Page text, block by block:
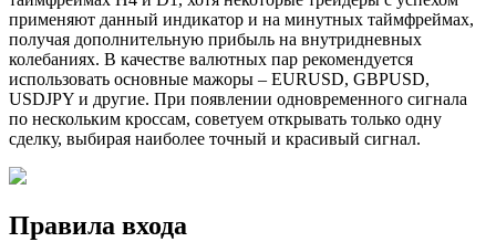
применяют данный индикатор и на минутных таймфреймах,
получая дополнительную прибыль на внутридневных
колебаниях. В качестве валютных пар рекомендуется
использовать основные мажоры – EURUSD, GBPUSD,
USDJPY и другие. При появлении одновременного сигнала
по нескольким кроссам, советуем открывать только одну
сделку, выбирая наиболее точный и красивый сигнал.
Правила входа